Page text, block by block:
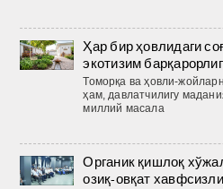
Ҳар бир ҳовлидаги
экотизим
Томорқа ва ҳовли-
ҳам, давлатчилигу
миллий масала
Органик қишлоқ
озиқ-овқат